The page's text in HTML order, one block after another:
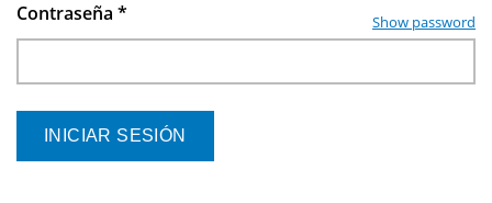
Contraseña * Show password